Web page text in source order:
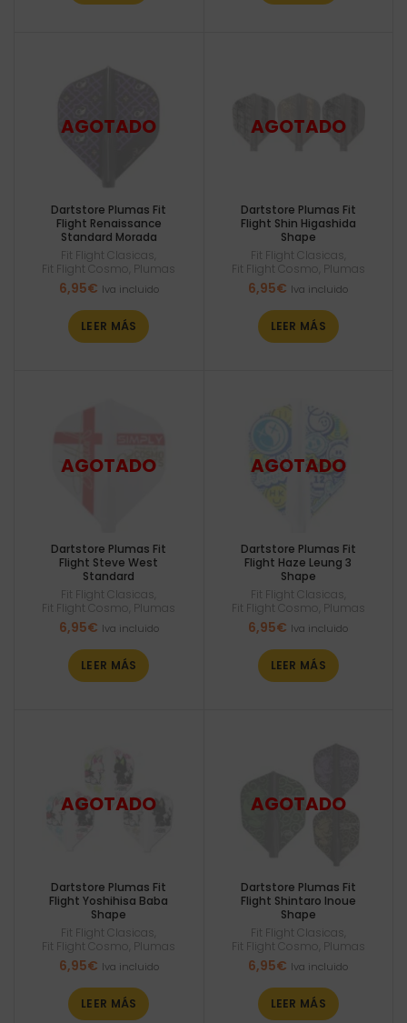
Dartstore Plumas Fit
Flight Renaissance
Standard Morada
Fit Flight Clasicas
Fit Flight Cosmo Plumas
6,95€ Iva incluido
LEER MÁS
Dartstore Plumas Fit
Flight Shin Higashida
Shape
Fit Flight Clasicas
Fit Flight Cosmo Plumas
6,95€ Iva incluido
LEER MÁS
Dartstore Plumas Fit
Flight Steve West
Standard
Fit Flight Clasicas
Fit Flight Cosmo Plumas
6,95€ Iva incluido
LEER MÁS
Dartstore Plumas Fit
Flight Haze Leung 3
Shape
Fit Flight Clasicas
Fit Flight Cosmo Plumas
6,95€ Iva incluido
LEER MÁS
Dartstore Plumas Fit
Flight Yoshihisa Baba
Shape
Fit Flight Clasicas
Fit Flight Cosmo Plumas
6,95€ Iva incluido
LEER MÁS
Dartstore Plumas Fit
Flight Shintaro Inoue
Shape
Fit Flight Clasicas
Fit Flight Cosmo Plumas
6,95€ Iva incluido
LEER MÁS